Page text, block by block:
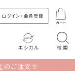
ログイン・会員登録
カート
エシカル 検索
のご注文で